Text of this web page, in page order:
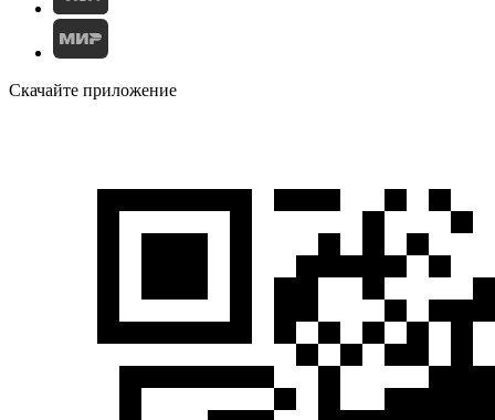
Скачайте приложение